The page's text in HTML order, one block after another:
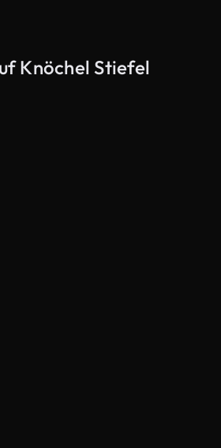
Knöchel Stiefel